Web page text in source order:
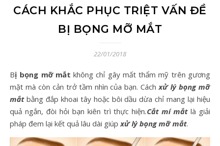
CÁCH KHẮC PHỤC TRIỆT VẤN ĐỀ
BỊ BỌNG MỠ MẮT
22/01/2018
Bị bọng mỡ mắt không chỉ gây mất thẩm mỹ trên gương
mặt mà còn cản trở tầm nhìn của bạn. Cáchxử lý bọng mỡ
mắtbằng đắp khoai tây hoặc bôi dầu dừa chỉ mang lại hiệu
quả ngắn, đòi hỏi bạn kiên trì thực hiện.Cắt mí mắtlà giải
pháp đem lại kết quả lâu dài giúp xử lý bọng mỡ mắt.